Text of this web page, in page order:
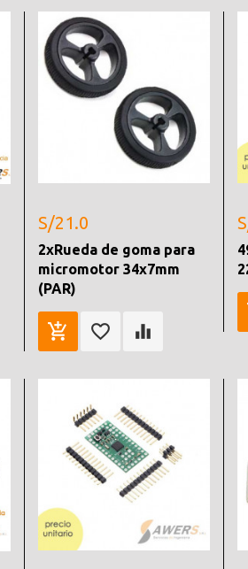
S/21.0
2xRueda de goma para
micromotor 34x7mm
(PAR)